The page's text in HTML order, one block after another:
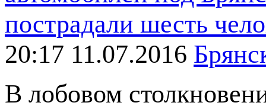
20:17 11.07.2016
В лобовом